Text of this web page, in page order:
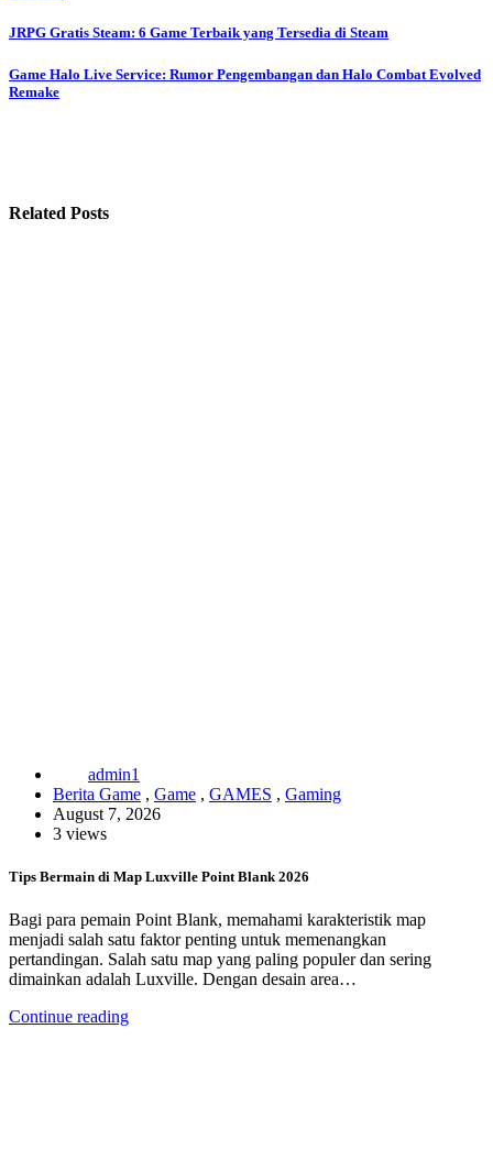
Post
navigation
JRPG Gratis Steam: 6 Game Terbaik yang Tersedia di Steam
Game Halo Live Service: Rumor Pengembangan dan Halo Combat Evolved
Remake
Related Posts
admin1
Berita Game , Game , GAMES , Gaming
August 7, 2026
3 views
Tips Bermain di Map Luxville Point Blank 2026
Bagi para pemain Point Blank, memahami karakteristik map
menjadi salah satu faktor penting untuk memenangkan
pertandingan. Salah satu map yang paling populer dan sering
dimainkan adalah Luxville. Dengan desain area…
Continue reading